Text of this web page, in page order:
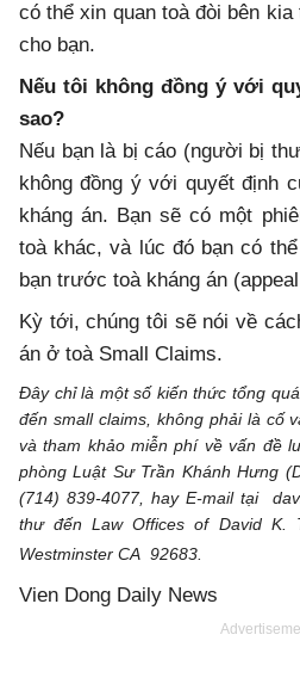
có thể xin quan toà đòi bên
cho bạn.
Nếu tôi không đồng ý với
sao?
Nếu bạn là bị cáo (người bị
không đồng ý với quyết định
kháng án. Bạn sẽ có một
toà khác, và lúc đó bạn có
bạn trước toà kháng án
Kỳ tới, chúng tôi sẽ nói về
án ở toà Small Claims.
Đây chỉ là một số kiến thức tổng
đến small claims, không phải là cố
và tham khảo miễn phí về vấn đề
phòng Luật Sư Trần Khánh Hưng
(714) 839-4077, hay E-mail tại
thư đến Law Offices of David K.
Westminster CA 92683.
Vien Dong Daily News